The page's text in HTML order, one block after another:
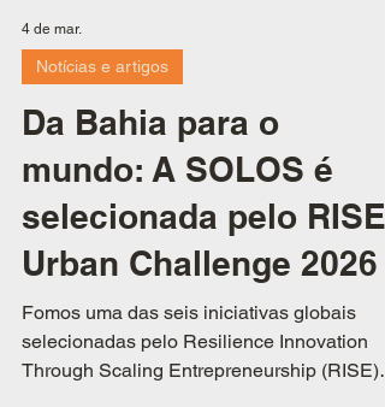
4 de mar.
Notícias e artigos
Da Bahia para o
mundo: A SOLOS é
selecionada pelo RISE
Urban Challenge 2026
Fomos uma das seis iniciativas globais